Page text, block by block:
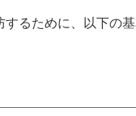
するために、以下の